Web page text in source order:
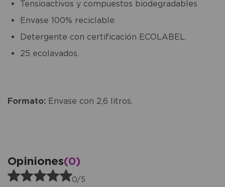
Tensioactivos y compuestos biodegradables
Envase 100% reciclable.
Detergente con certificación ECOLABEL.
25 ecolavados.
Formato: Envase con 2,6 litros.
Opiniones(0)
0/5